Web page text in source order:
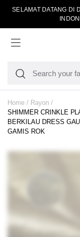
SELAMAT DATANG DI
Home
Rayon
SHIMMER CRINKLE
BERKILAU DRESS
GAMIS ROK